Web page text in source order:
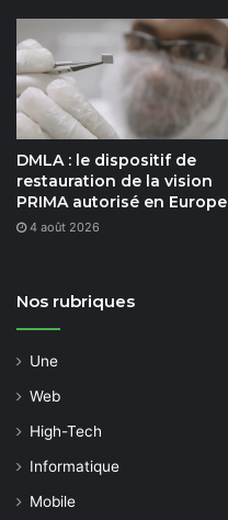
DMLA : le dispositif de
restauration de la vision
PRIMA autorisé en Europe
4 août 2026
Nos rubriques
Une
Web
High-Tech
Informatique
Mobile